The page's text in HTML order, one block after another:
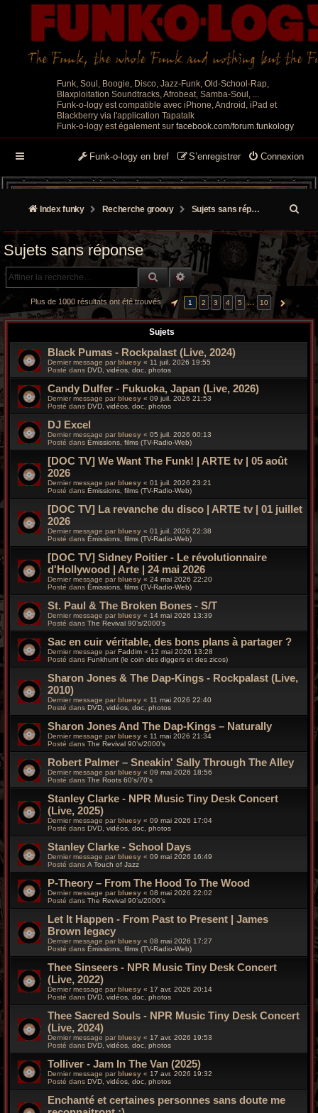
Funk, Soul, Boogie, Disco, Jazz-Funk, Old-School-Rap,
Blaxploitation Soundtracks, Afrobeat, Samba-Soul, ...
Funk-o-logy est compatible avec iPhone, Android, iPad et
Blackberry via l'application Tapatalk
Funk-o-logy est également sur facebook.com/forum.funkology
Connexion
S’enregistrer
Funk-o-logy en bref
Index funky Recherche groovy Sujets sans réponse
e
r
c
g
Sujets sans réponse
RECHERCHE GROOVY
RECHERCHE AVANCÉE
Plus de 1000 résultats ont été trouvés PAGE SUR10
1 2 3 4 5 … 10 SUIVANTE
Sujets
Black Pumas - Rockpalast (Live, 2024)
Dernier message par bluesy « 11 juil. 2026 19:55
Posté dans DVD, vidéos, doc, photos
Candy Dulfer - Fukuoka, Japan (Live, 2026)
Dernier message parbluesy « 09 juil. 2026 21:53
Posté dans DVD, vidéos, doc, photos
DJ Excel
Dernier message par bluesy « 05 juil. 2026 00:13
Posté dans Émissions, films (TV-Radio-Web)
[DOC TV] We Want The Funk! | ARTE tv | 05 août
2026
Dernier message par bluesy « 01 juil. 2026 23:21
Posté dans Émissions, films (TV-Radio-Web)
[DOC TV] La revanche du disco | ARTE tv | 01 juillet
2026
Dernier message par bluesy « 01 juil. 2026 22:38
Posté dans Émissions, films (TV-Radio-Web)
[DOC TV] Sidney Poitier - Le révolutionnaire
d'Hollywood | Arte | 24 mai 2026
Dernier message par bluesy « 24 mai 2026 22:20
Posté dans Émissions, films (TV-Radio-Web)
St. Paul & The Broken Bones - S/T
Dernier message par bluesy « 14 mai 2026 13:39
Posté dans The Revival 90’s/2000’s
Sac en cuir véritable, des bons plans à partager ?
Dernier message parFaddim « 12 mai 2026 13:28
Posté dans Funkhunt (le coin des diggers et des zicos)
Sharon Jones & The Dap-Kings - Rockpalast (Live,
2010)
Dernier message par bluesy « 11 mai 2026 22:40
Posté dans DVD, vidéos, doc, photos
Sharon Jones And The Dap-Kings – Naturally
Dernier message parbluesy « 11 mai 2026 21:34
Posté dans The Revival 90’s/2000’s
Robert Palmer – Sneakin' Sally Through The Alley
Dernier message par bluesy « 09 mai 2026 18:56
Posté dans The Roots 60's/70's
Stanley Clarke - NPR Music Tiny Desk Concert
(Live, 2025)
Dernier message par bluesy « 09 mai 2026 17:04
Posté dans DVD, vidéos, doc, photos
Stanley Clarke - School Days
Dernier message par bluesy « 09 mai 2026 16:49
Posté dans A Touch of Jazz
P-Theory – From The Hood To The Wood
Dernier message parbluesy « 08 mai 2026 22:02
Posté dans The Revival 90’s/2000’s
Let It Happen - From Past to Present | James
Brown legacy
Dernier message par bluesy « 08 mai 2026 17:27
Posté dans Émissions, films (TV-Radio-Web)
Thee Sinseers - NPR Music Tiny Desk Concert
(Live, 2022)
Dernier message par bluesy « 17 avr. 2026 20:14
Posté dans DVD, vidéos, doc, photos
Thee Sacred Souls - NPR Music Tiny Desk Concert
(Live, 2024)
Dernier message par bluesy « 17 avr. 2026 19:53
Posté dans DVD, vidéos, doc, photos
Tolliver - Jam In The Van (2025)
Dernier message parbluesy « 17 avr. 2026 19:32
Posté dans DVD, vidéos, doc, photos
Enchanté et certaines personnes sans doute me